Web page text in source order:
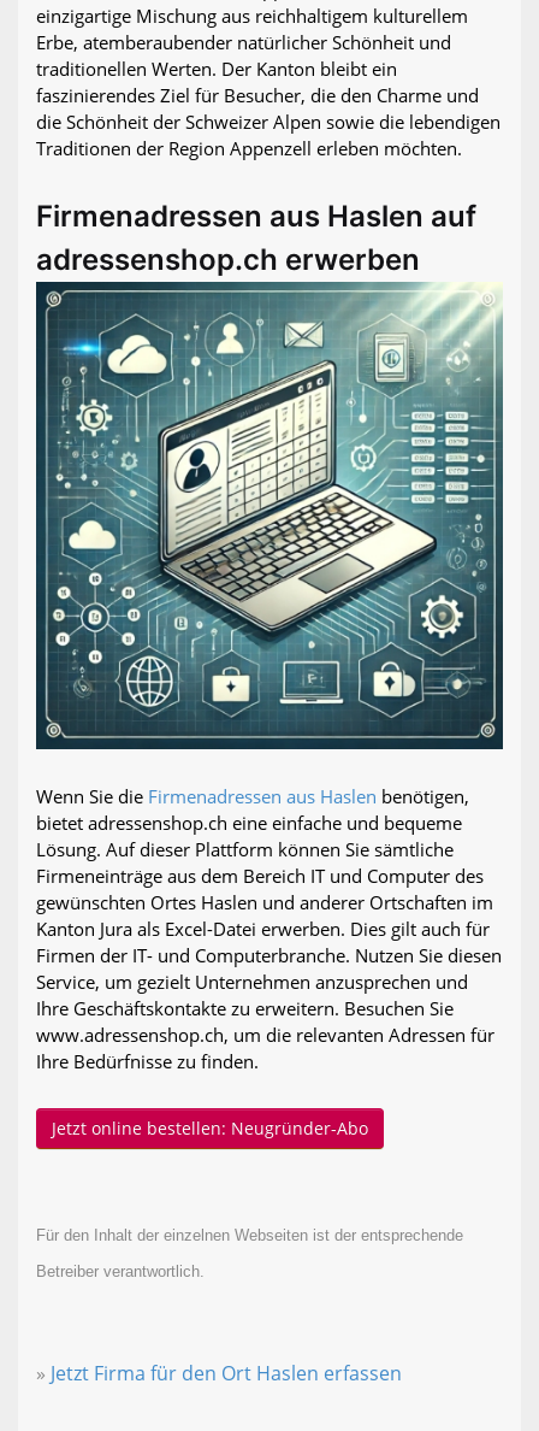
einzigartige Mischung aus reichhaltigem kulturellem
Erbe, atemberaubender natürlicher Schönheit und
traditionellen Werten. Der Kanton bleibt ein
faszinierendes Ziel für Besucher, die den Charme und
die Schönheit der Schweizer Alpen sowie die lebendigen
Traditionen der Region Appenzell erleben möchten.
Firmenadressen aus Haslen auf
adressenshop.ch erwerben
Wenn Sie die Firmenadressen aus Haslen benötigen,
bietet adressenshop.ch eine einfache und bequeme
Lösung. Auf dieser Plattform können Sie sämtliche
Firmeneinträge aus dem Bereich IT und Computer des
gewünschten Ortes Haslen und anderer Ortschaften im
Kanton Jura als Excel-Datei erwerben. Dies gilt auch für
Firmen der IT- und Computerbranche. Nutzen Sie diesen
Service, um gezielt Unternehmen anzusprechen und
Ihre Geschäftskontakte zu erweitern. Besuchen Sie
www.adressenshop.ch, um die relevanten Adressen für
Ihre Bedürfnisse zu finden.
Jetzt online bestellen: Neugründer-Abo
Für den Inhalt der einzelnen Webseiten ist der entsprechende
Betreiber verantwortlich.
» Jetzt Firma für den Ort Haslen erfassen